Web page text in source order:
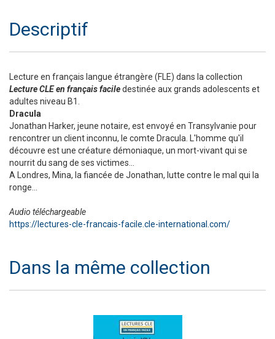
Descriptif
Lecture en français langue étrangère (FLE) dans la collection
Lecture CLE en français faciledestinée aux grands adolescents et
adultes niveau B1.
Dracula
Jonathan Harker, jeune notaire, est envoyé en Transylvanie pour
rencontrer un client inconnu, le comte Dracula. L'homme qu'il
découvre est une créature démoniaque, un mort-vivant qui se
nourrit du sang de ses victimes...
A Londres, Mina, la fiancée de Jonathan, lutte contre le mal qui la
ronge...
Audio téléchargeable
https://lectures-cle-francais-facile.cle-international.com/
Dans la même collection